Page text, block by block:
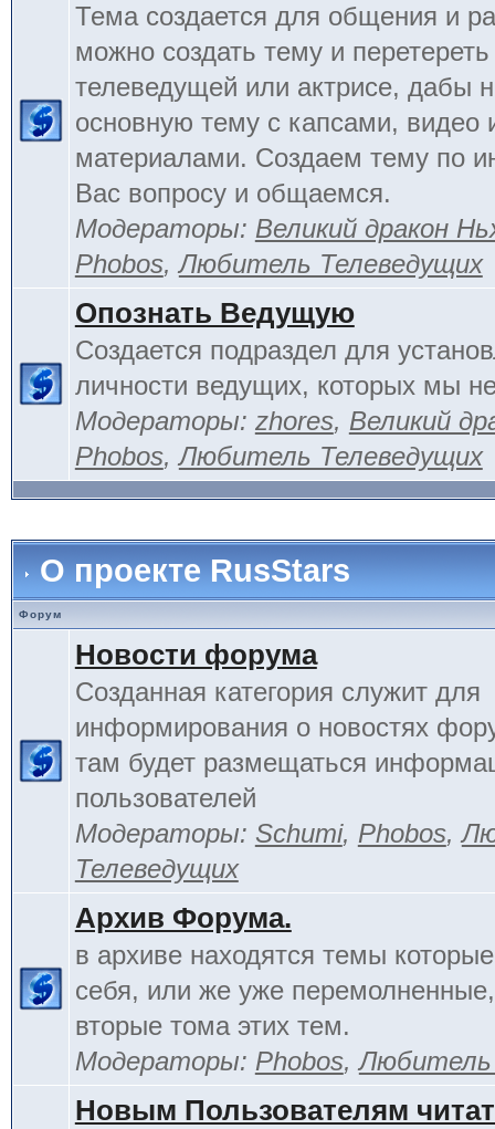
Тема создается для общения и
можно создать тему и перетереть
телеведущей или актрисе, дабы
основную тему с капсами, видео
материалами. Создаем тему по
Вас вопросу и общаемся.
Модераторы: Великий дракон
Phobos,Любитель Телеведущих
Опознать Ведущую
Создается подраздел для
личности ведущих, которых мы
Модераторы: zhores, Великий
Phobos,Любитель Телеведущих
О проекте RusStars
Форум
Новости форума
Созданная категория служит для
информирования о новостях
там будет размещаться
пользователей
Модераторы: Schumi, Phobos,
Телеведущих
Архив Форума.
в архиве находятся темы
себя, или же уже
вторые тома этих тем.
Модераторы: Phobos,Любитель
Новым Пользователям